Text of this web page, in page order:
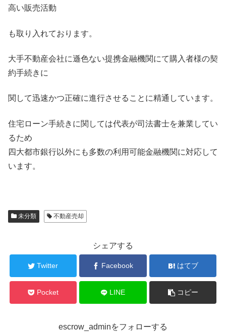
高い販売活動
も取り入れております。
大手不動産会社に遜色ない提携金融機関にて購入者様の契
約手続きに
関して迅速かつ正確に進行させることに精通しています。
住宅ローン手続きに関しては代表が司法書士を兼業してい
るため
四大都市銀行以外にも多数の利用可能金融機関に対応して
います。
未分類 不動産売却
シェアする
Twitter Facebook はてブ
Pocket LINE コピー
escrow_adminをフォローする